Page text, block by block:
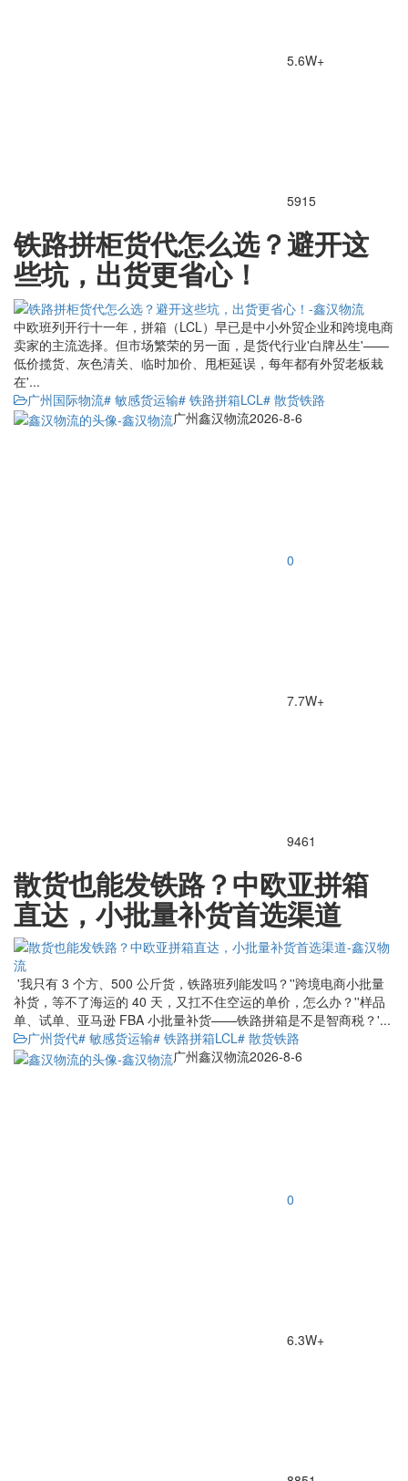
5.6W+
5915
铁路拼柜货代怎么选？避开这
些坑，出货更省心！
中欧班列开行十一年，拼箱（LCL）早已是中小外贸企业和跨境电商
卖家的主流选择。但市场繁荣的另一面，是货代行业'白牌丛生'——
低价揽货、灰色清关、临时加价、甩柜延误，每年都有外贸老板栽
在'...
广州国际物流# 敏感货运输# 铁路拼箱LCL# 散货铁路
广州鑫汉物流2026-8-6
0
7.7W+
9461
散货也能发铁路？中欧亚拼箱
直达，小批量补货首选渠道
'我只有 3 个方、500 公斤货，铁路班列能发吗？''跨境电商小批量
补货，等不了海运的 40 天，又扛不住空运的单价，怎么办？''样品
单、试单、亚马逊 FBA 小批量补货——铁路拼箱是不是智商税？'...
广州货代# 敏感货运输# 铁路拼箱LCL# 散货铁路
广州鑫汉物流2026-8-6
0
6.3W+